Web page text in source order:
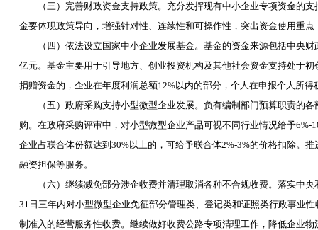
（三）完善财政资金支持政策。充分发挥现有中小企业专项资金的支
金要体现政策导向，增强针对性、连续性和可操作性，突出资金使用重
（四）依法设立国家中小企业发展基金。基金的资金来源包括中央财
亿元。基金主要用于引导地方、创业投资机构及其他社会资金支持处于
捐赠资金的，企业在年度利润总额12%以内的部分，个人在申报个人所得
（五）政府采购支持小型微型企业发展。负有编制部门预算职责的各
购。在政府采购评审中，对小型微型企业产品可视不同行业情况给予6%-
企业占联合体份额达到 30%以上的，可给予联合体2%-3%的价格扣除。推
融资担保等服务。
（六）继续减免部分涉企收费并清理取消各种不合规收费。落实中央
31 日三年内对小型微型企业免征部分管理类、登记类和证照类行政事业
制准入的经营服务性收费。继续做好收费公路专项清理工作，降低企业